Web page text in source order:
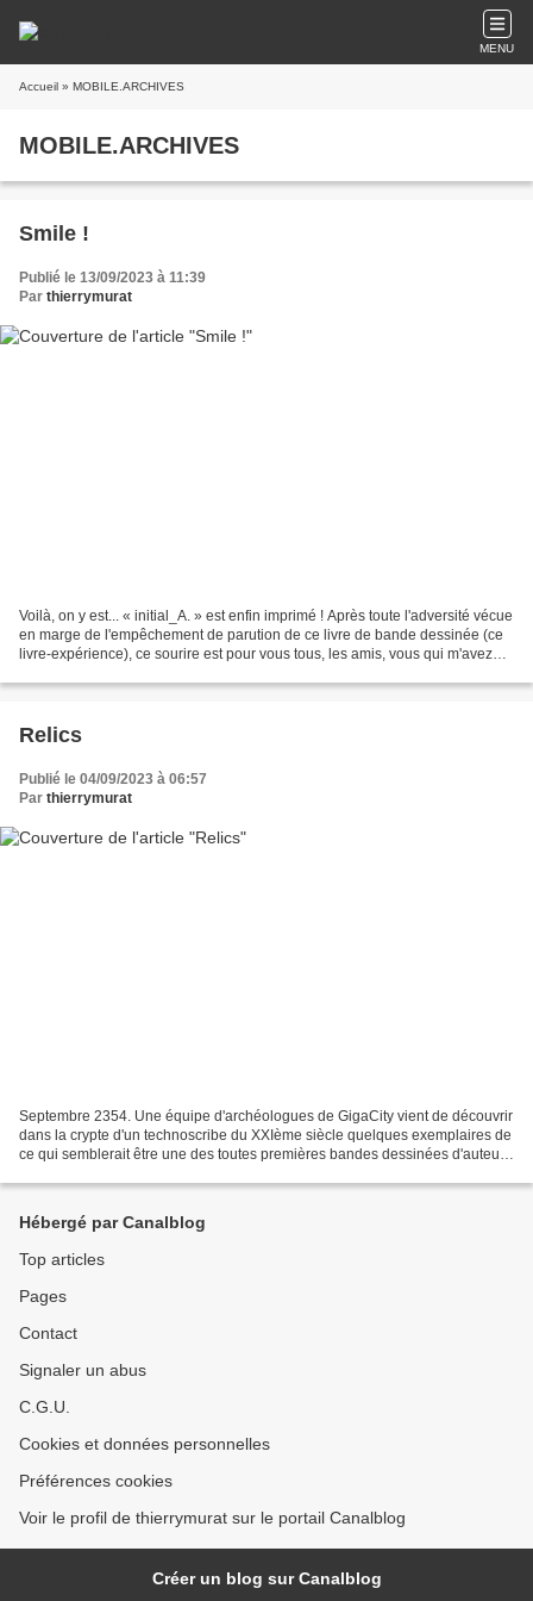
MENU
Accueil » MOBILE.ARCHIVES
MOBILE.ARCHIVES
Smile !
Publié le 13/09/2023 à 11:39
Par thierrymurat
Voilà, on y est... « initial_A. » est enfin imprimé ! Après toute l'adversité vécue
en marge de l'empêchement de parution de ce livre de bande dessinée (ce
livre-expérience), ce sourire est pour vous tous, les amis, vous qui m'avez
Relics
Publié le 04/09/2023 à 06:57
Par thierrymurat
Septembre 2354. Une équipe d'archéologues de GigaCity vient de découvrir
dans la crypte d'un technoscribe du XXIème siècle quelques exemplaires de
ce qui semblerait être une des toutes premières bandes dessinées d'auteur
Hébergé par Canalblog
Top articles
Pages
Contact
Signaler un abus
C.G.U.
Cookies et données personnelles
Préférences cookies
Voir le profil de thierrymurat sur le portail Canalblog
Créer un blog sur Canalblog